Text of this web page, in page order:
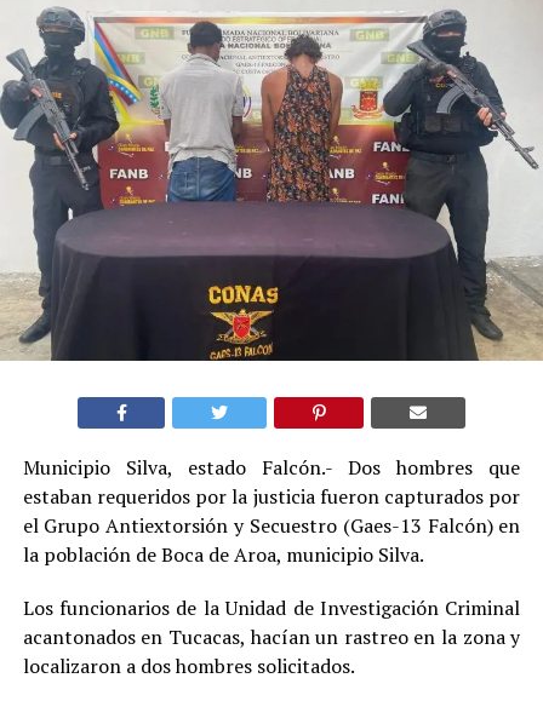
Municipio Silva, estado Falcón.- Dos hombres que
estaban requeridos por la justicia fueron capturados por
el Grupo Antiextorsión y Secuestro (Gaes-13 Falcón) en
la población de Boca de Aroa, municipio Silva.
Los funcionarios de la Unidad de Investigación Criminal
acantonados en Tucacas, hacían un rastreo en la zona y
localizaron a dos hombres solicitados.